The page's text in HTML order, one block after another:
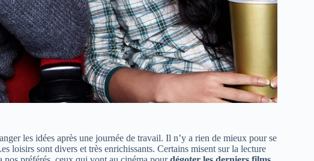
les idées après une journée de travail. Il n’y a rien de mieux pour se
loisirs sont divers et très enrichissants. Certains misent sur la lecture